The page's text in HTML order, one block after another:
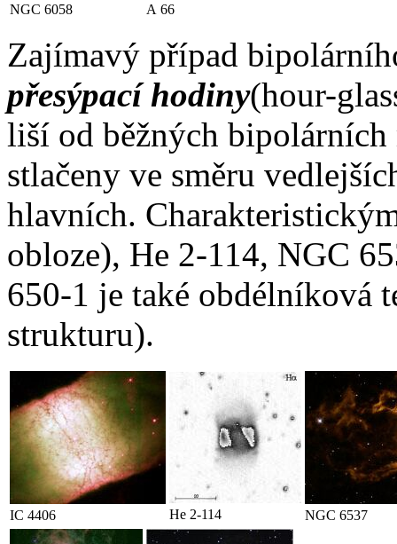
NGC 6058 A 66
Zajímavý případ
přesýpací hodiny(hour-
liší od běžných
stlačeny ve směru
hlavních.
obloze), He 2-114, NGC
650-1 je také obdélníková
strukturu).
IC 4406 He 2-114 NGC 6537